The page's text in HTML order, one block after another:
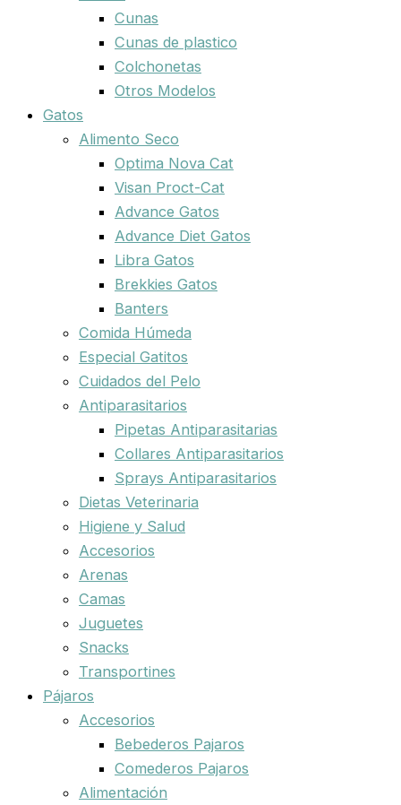
Cunas
Cunas de plastico
Colchonetas
Otros Modelos
Gatos
Alimento Seco
Optima Nova Cat
Visan Proct-Cat
Advance Gatos
Advance Diet Gatos
Libra Gatos
Brekkies Gatos
Banters
Comida Húmeda
Especial Gatitos
Cuidados del Pelo
Antiparasitarios
Pipetas Antiparasitarias
Collares Antiparasitarios
Sprays Antiparasitarios
Dietas Veterinaria
Higiene y Salud
Accesorios
Arenas
Camas
Juguetes
Snacks
Transportines
Pájaros
Accesorios
Bebederos Pajaros
Comederos Pajaros
Alimentación